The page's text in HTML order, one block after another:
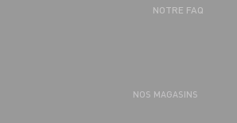
NOTRE FAQ
NOS MAGASINS